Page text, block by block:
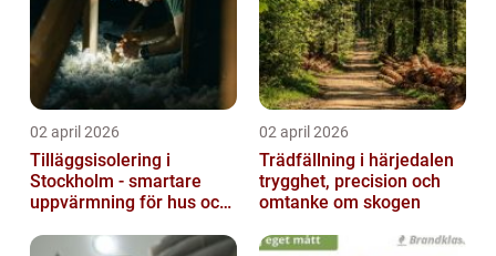
02 april 2026
Tilläggsisolering i
Stockholm - smartare
uppvärmning för hus och
02 april 2026
Trädfällning i härjedalen
trygghet, precision och
omtanke om skogen